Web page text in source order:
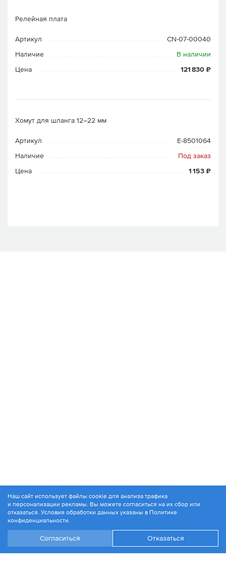
Релейная плата
Артикул
CN-07-00040
Наличие
В наличии
Цена
121 830 ₽
Хомут для шланга 12–22 мм
Артикул
E-8501064
Наличие
Под заказ
Цена
1 153 ₽
© 1994-2026. ЗАО «Контакт Плюс»
Политика конфиденциальности
Наш сайт использует файлы cookie для анализа трафика
и персонализации рекламы. Вы можете согласиться на их сбор или
отказаться. Условия обработки данных указаны в Политике
конфиденциальности.
Согласиться Отказаться